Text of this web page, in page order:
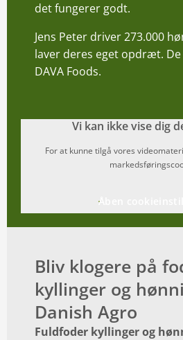
det fungerer godt.
Jens Peter driver 273.000
laver deres eget opdræt.
DAVA Foods.
Vi kan ikke vise dig
For at kunne tilgå vores
Åben
Bliv klogere på
kyllinger og
Danish Agro
Fuldfoder kyllinger og